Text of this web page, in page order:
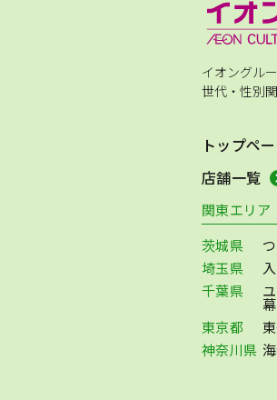
イオングル
世代・性別
トップペ
店舗一覧
関東エリア
茨城県
埼玉県
千葉県
東京都
神奈川県